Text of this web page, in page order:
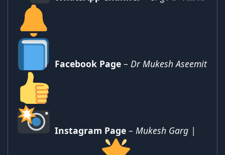
Facebook Page– Dr Mukesh Aseemit
Instagram Page– Mukesh Garg |